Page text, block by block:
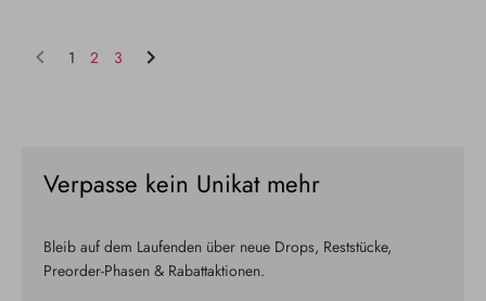
1 2 3
Verpasse kein Unikat mehr
Bleib auf dem Laufenden über neue Drops, Reststücke,
Preorder-Phasen & Rabattaktionen.